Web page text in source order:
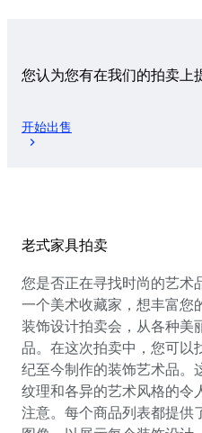
您认为您有在我们的拍卖上
开始出售
老式家具拍卖
您是否正在寻找时尚的艺术
一个美术收藏家，想丰富您
装饰设计拍卖会，从各种美
品。在这次拍卖中，您可以
纪至今制作的装饰艺术品。
纹理和各异的艺术风格的令
注意。每个商品列表都提供